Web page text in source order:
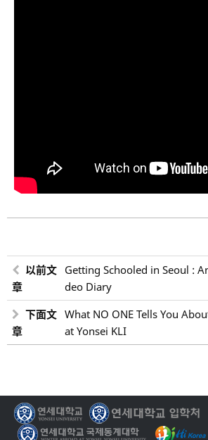
以前文
章
Getting Schooled in Seoul :
deo Diary
下面文
章
What NO ONE Tells You
at Yonsei KLI